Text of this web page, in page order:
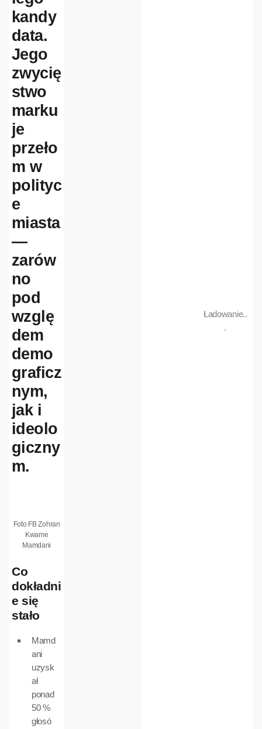
kandy
data.
Jego
zwycię
stwo
marku
je
przeło
m w
polityc
e
miasta
—
zarów
no
pod
wzglę
dem
demo
graficz
nym,
jak i
ideolo
giczny
m.
Foto FB Zohran
Kwame
Mamdani
Co
dokładni
e się
stało
Mamd
ani
uzysk
ał
ponad
50 %
głosó
Ładowanie..
.